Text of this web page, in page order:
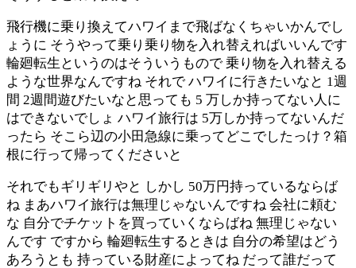
飛行機に乗り換えてハワイまで飛ばなくちゃいかんでし
ょうに そうやって乗り乗り物を入れ替えればいいんです
輪廻転生というのはそういうもので 乗り物を入れ替える
ような世界なんですね それで ハワイに行きたいなと 1週
間 2週間遊びたいなと思っても 5 万しか持ってない人に
はできないでしょ ハワイ旅行は 5万しか持ってないんだ
ったら そこら辺の小田急線に乗ってどこでしたっけ？箱
根に行って帰ってくださいと
それでもギリギリやと しかし 50万円持っているならば
ね まあハワイ旅行は無理じゃないんですね 会社に頼む
な 自分でチケットを買っていくならばね 無理じゃない
んです ですから 輪廻転生するときは 自分の希望はどう
あろうとも 持っている財産によってね だって誰だって